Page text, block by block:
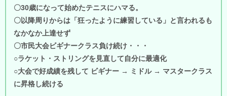
〇30歳になって始めたテニスにハマる。
〇以降周りからは「狂ったように練習している」と言われるも
なかなか上達せず
〇市民大会ビギナークラス負け続け・・・
○ラケット・ストリングを見直して自分に最適化
○大会で好成績を残して ビギナー → ミドル → マスタークラス
に昇格し続ける